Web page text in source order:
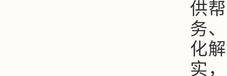
供
务
化
实